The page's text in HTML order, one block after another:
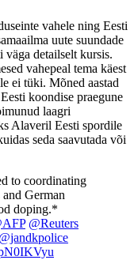
vahele ning Eesti
uute suundade
väga detailselt kursis.
vahepeal tema käest
ei tüki. Mõned aastad
koondise praegune
laagri
Alaveril Eesti spordile
seda saavutada või
to coordinating
German
doping.*
@Reuters
@jandkpolice